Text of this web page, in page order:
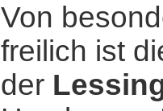
Von
freilich ist
der